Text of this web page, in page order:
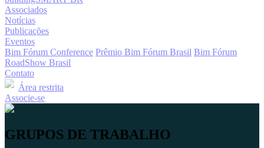
Associados
Notícias
Publicações
Eventos
Bim Fórum Conference Prêmio Bim Fórum Brasil Bim Fórum
RoadShow Brasil
Contato
Área restrita
Associe-se
GRUPOS DE TRABALHO